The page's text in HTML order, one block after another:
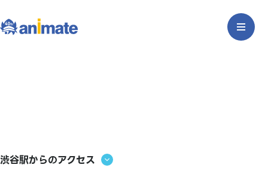
渋谷駅からのアクセス